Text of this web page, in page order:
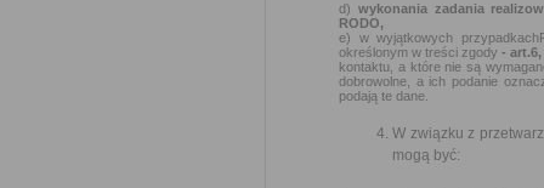
d) wykonania zadania
RODO,
e) w wyjątkowych
określonym w treści zgody -
kontaktu, a które nie są
dobrowolne, a ich podanie
podają te dane.
W związku z
mogą być: